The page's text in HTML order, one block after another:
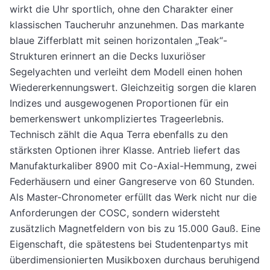
wirkt die Uhr sportlich, ohne den Charakter einer
klassischen Taucheruhr anzunehmen. Das markante
blaue Zifferblatt mit seinen horizontalen „Teak“-
Strukturen erinnert an die Decks luxuriöser
Segelyachten und verleiht dem Modell einen hohen
Wiedererkennungswert. Gleichzeitig sorgen die klaren
Indizes und ausgewogenen Proportionen für ein
bemerkenswert unkompliziertes Trageerlebnis.
Technisch zählt die Aqua Terra ebenfalls zu den
stärksten Optionen ihrer Klasse. Antrieb liefert das
Manufakturkaliber 8900 mit Co-Axial-Hemmung, zwei
Federhäusern und einer Gangreserve von 60 Stunden.
Als Master-Chronometer erfüllt das Werk nicht nur die
Anforderungen der COSC, sondern widersteht
zusätzlich Magnetfeldern von bis zu 15.000 Gauß. Eine
Eigenschaft, die spätestens bei Studentenpartys mit
überdimensionierten Musikboxen durchaus beruhigend